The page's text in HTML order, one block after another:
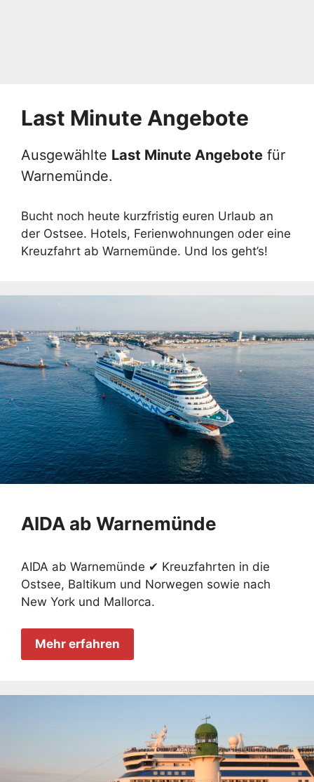
Last Minute Angebote
Ausgewählte Last Minute Angebote für
Warnemünde.
Bucht noch heute kurzfristig euren Urlaub an
der Ostsee. Hotels, Ferienwohnungen oder eine
Kreuzfahrt ab Warnemünde. Und los geht’s!
AIDA ab Warnemünde
AIDA ab Warnemünde ✔ Kreuzfahrten in die
Ostsee, Baltikum und Norwegen sowie nach
New York und Mallorca.
Mehr erfahren